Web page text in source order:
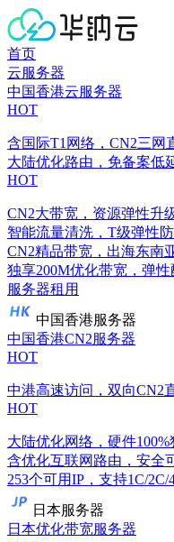
首页
云服务器
中国香港云服务器
HOT
含国际T1网络，CN2三网
大陆优化路由，免备案低
HOT
CN2大带宽，资源弹性升
智能流量清洗，T级弹性
CN2精品带宽，出海东南
独享200M优化带宽，弹性
服务器租用
中国香港服务器
中国香港CN2服务器
HOT
中港高速访问，双向CN2
HOT
大陆优化网络，硬件100%
含优化互联网路由，安全
253个可用IP，支持1C/2C/
日本服务器
日本优化带宽服务器